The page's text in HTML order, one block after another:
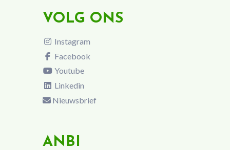
VOLG ONS
Instagram
Facebook
Youtube
Linkedin
Nieuwsbrief
ANBI